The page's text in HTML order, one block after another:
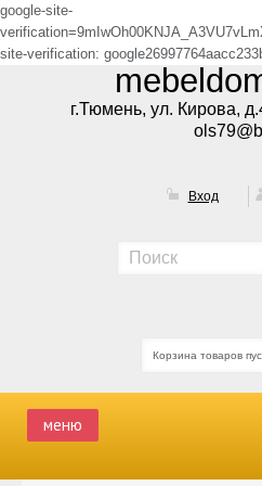
google-site-
site-verification:
г.Тюмень, ул. Кирова,
Вход
Корзина товаров
меню